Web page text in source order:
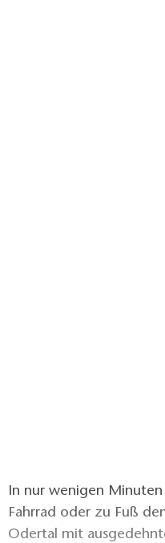
In nur wenigen
Fahrrad oder zu Fuß
Odertal mit